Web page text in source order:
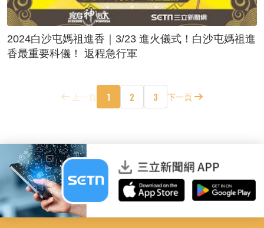
2024白沙屯媽祖進香｜3/23 進火儀式！白沙屯媽祖進
香最重要科儀！ 返程急行軍
上一頁 1 2 3 下一頁